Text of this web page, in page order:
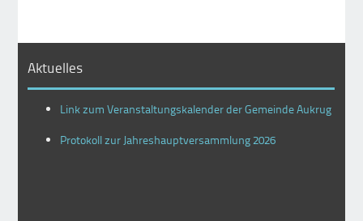
Aktuelles
Link zum Veranstaltungskalender der Gemeinde Aukrug
Protokoll zur Jahreshauptversammlung 2026